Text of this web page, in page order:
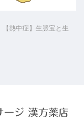
【熱中症】生脈宝と生
ージ 漢方薬店